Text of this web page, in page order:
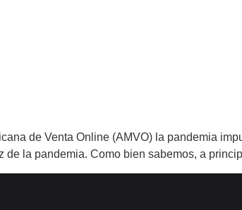
de Venta Online (AMVO) la pandemia
de la pandemia. Como bien sabemos, a